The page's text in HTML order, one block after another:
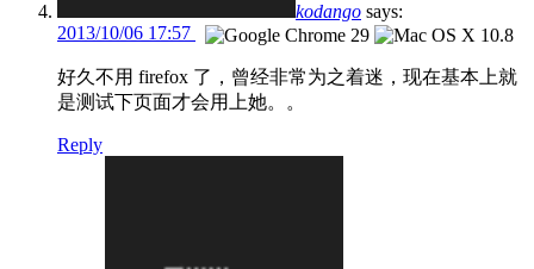
kodango says:
2013/10/06 17:57
好久不用 firefox 了，曾经非常为之着迷，现在基本上就
是测试下页面才会用上她。。
Reply